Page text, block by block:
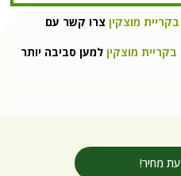
מוצקין‏ צרו קשר עם
מוצקין‏ למען סביבה יותר
מחיר!